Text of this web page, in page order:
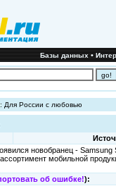
Базы данных•
: Для России с любовью
новобранец -
мобильной
об ошибке!):